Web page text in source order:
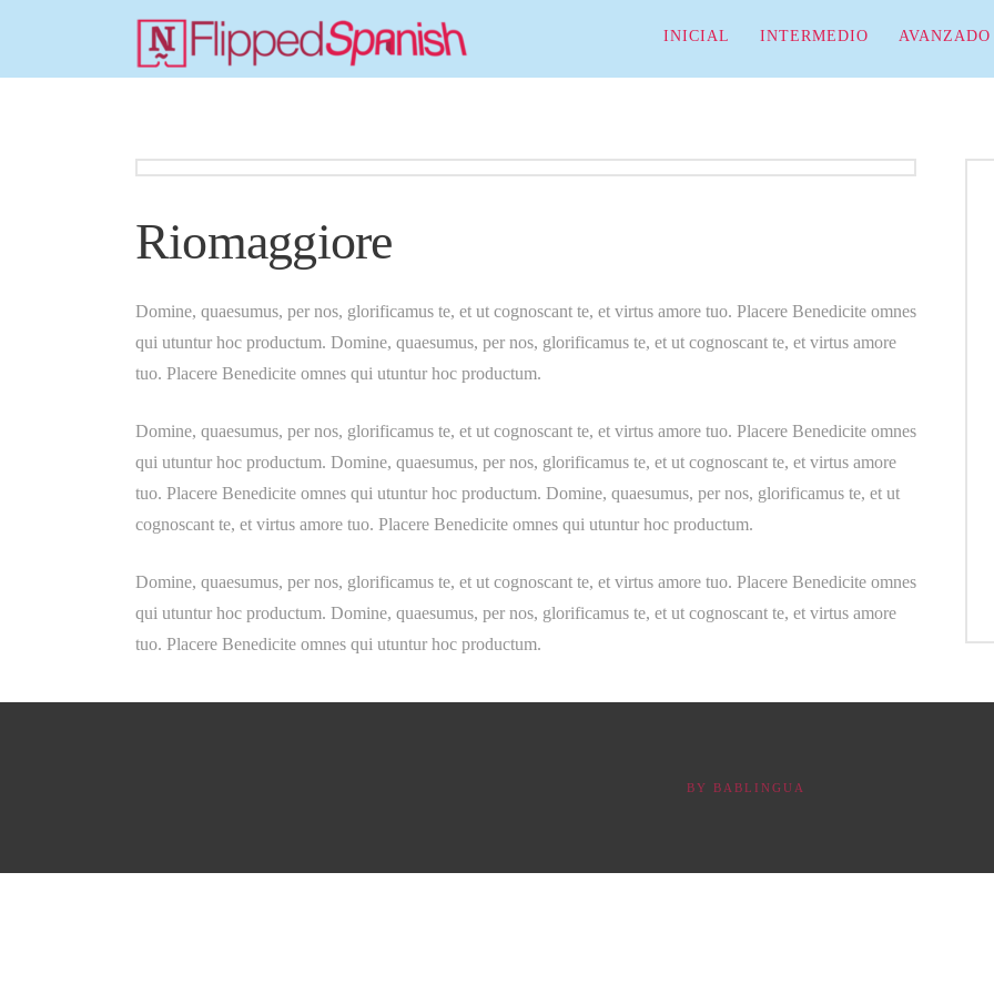
INICIAL INTERMEDIO AVANZADO
Riomaggiore
Domine, quaesumus, per nos, glorificamus te, et ut cognoscant te, et virtus amore tuo. Placere Benedicite omnes
qui utuntur hoc productum. Domine, quaesumus, per nos, glorificamus te, et ut cognoscant te, et virtus amore
tuo. Placere Benedicite omnes qui utuntur hoc productum.
Domine, quaesumus, per nos, glorificamus te, et ut cognoscant te, et virtus amore tuo. Placere Benedicite omnes
qui utuntur hoc productum. Domine, quaesumus, per nos, glorificamus te, et ut cognoscant te, et virtus amore
tuo. Placere Benedicite omnes qui utuntur hoc productum. Domine, quaesumus, per nos, glorificamus te, et ut
cognoscant te, et virtus amore tuo. Placere Benedicite omnes qui utuntur hoc productum.
Domine, quaesumus, per nos, glorificamus te, et ut cognoscant te, et virtus amore tuo. Placere Benedicite omnes
qui utuntur hoc productum. Domine, quaesumus, per nos, glorificamus te, et ut cognoscant te, et virtus amore
tuo. Placere Benedicite omnes qui utuntur hoc productum.
BY BABLINGUA